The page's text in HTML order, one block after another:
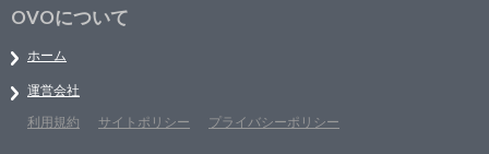
OVOについて
ホーム
運営会社
利用規約
サイトポリシー プライバシーポリシー